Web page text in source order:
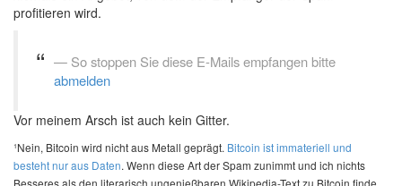
profitieren wird.
So stoppen Sie diese E-Mails empfangen bitte
abmelden
Vor meinem Arsch ist auch kein Gitter.
¹Nein, Bitcoin wird nicht aus Metall geprägt. Bitcoin ist immateriell und
besteht nur aus Daten. Wenn diese Art der Spam zunimmt und ich nichts
Besseres als den literarisch ungenießbaren Wikipedia-Text zu Bitcoin finde,